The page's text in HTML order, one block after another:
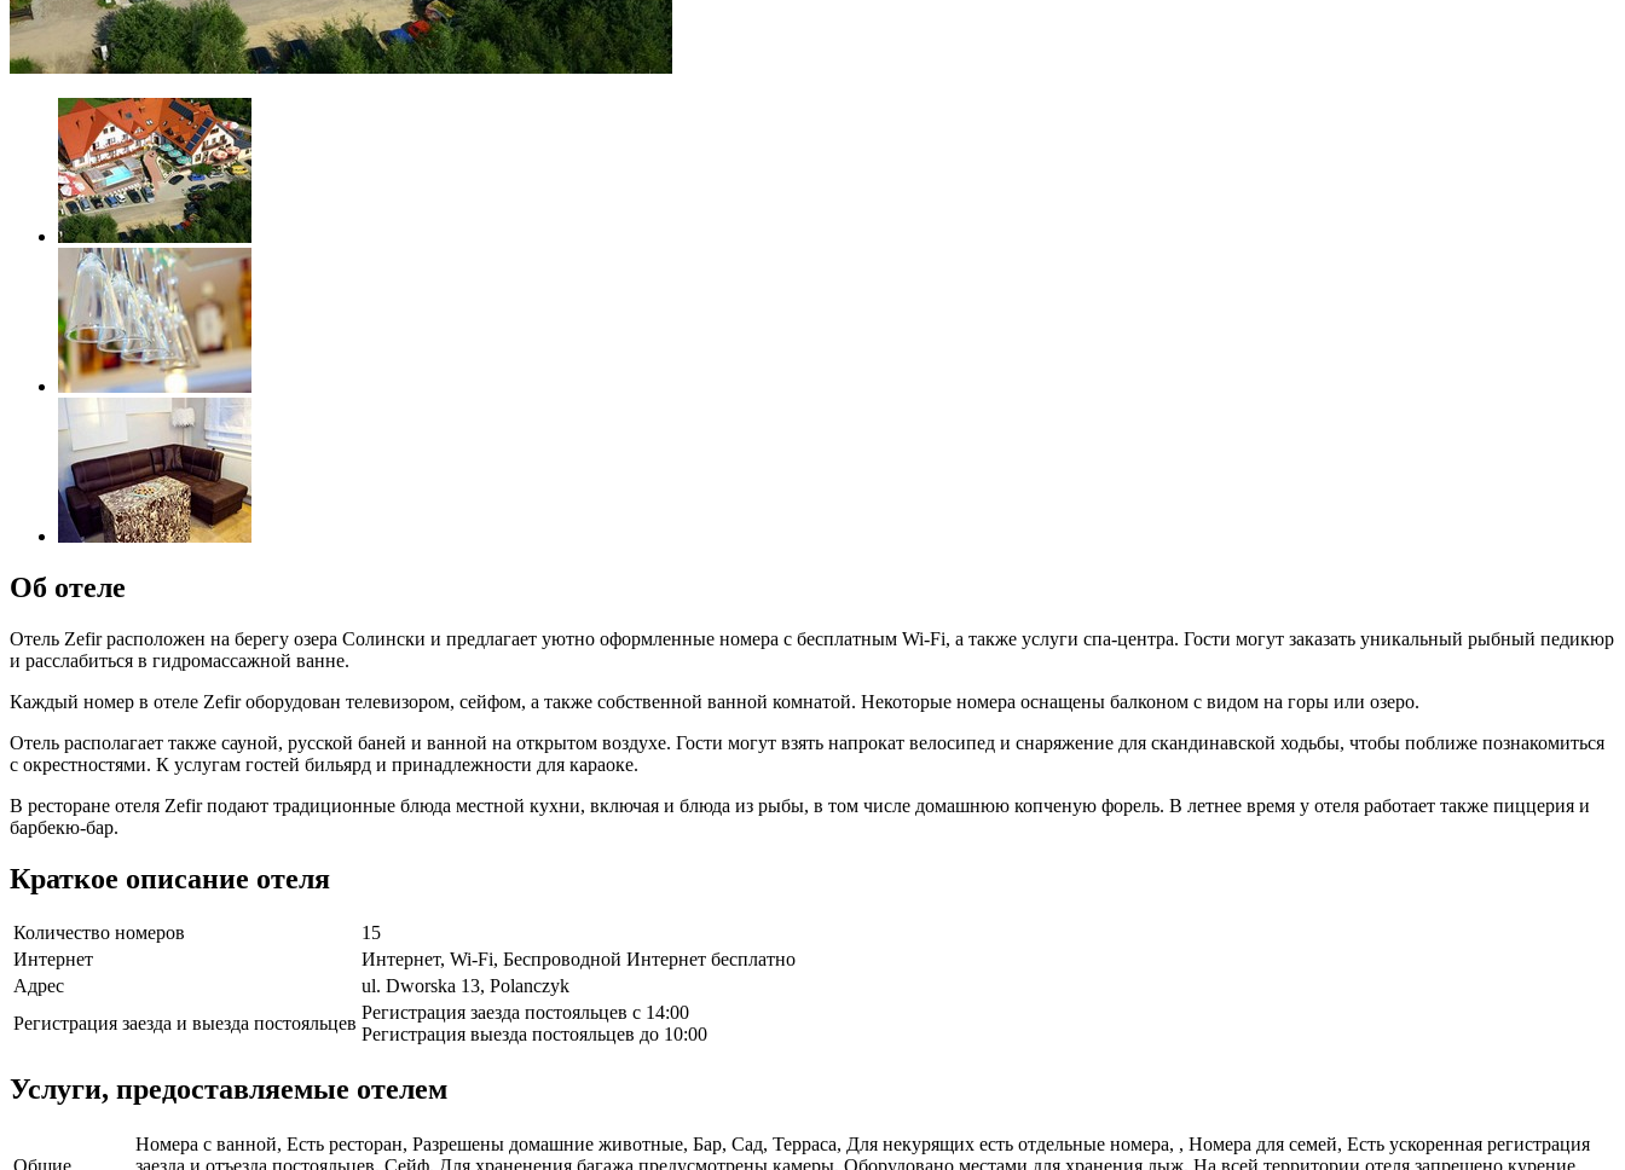
Об отеле
Отель Zefir расположен на берегу озера Солински и предлагает уютно оформленные номера с бесплатным Wi-Fi, а также услуги спа-центра. Гости могут заказать уникальный рыбный педикюр
и расслабиться в гидромассажной ванне.
Каждый номер в отеле Zefir оборудован телевизором, сейфом, а также собственной ванной комнатой. Некоторые номера оснащены балконом с видом на горы или озеро.
Отель располагает также сауной, русской баней и ванной на открытом воздухе. Гости могут взять напрокат велосипед и снаряжение для скандинавской ходьбы, чтобы поближе познакомиться
с окрестностями. К услугам гостей бильярд и принадлежности для караоке.
В ресторане отеля Zefir подают традиционные блюда местной кухни, включая и блюда из рыбы, в том числе домашнюю копченую форель. В летнее время у отеля работает также пиццерия и
барбекю-бар.
Краткое описание отеля
Количество номеров
15
Интернет
Интернет, Wi-Fi, Беспроводной Интернет бесплатно
Адрес
ul. Dworska 13, Polanczyk
Регистрация заезда и выезда постояльцев
Регистрация заезда постояльцев с 14:00
Регистрация выезда постояльцев до 10:00
Услуги, предоставляемые отелем
Номера с ванной, Есть ресторан, Разрешены домашние животные, Бар, Сад, Терраса, Для некурящих есть отдельные номера, , Номера для семей, Есть ускоренная регистрация